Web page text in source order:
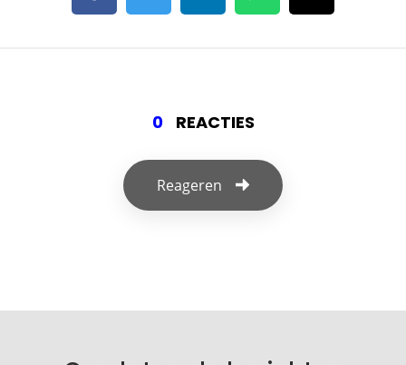
0 REACTIES
Reageren
Je e-mailadres wordt niet gepubliceerd.